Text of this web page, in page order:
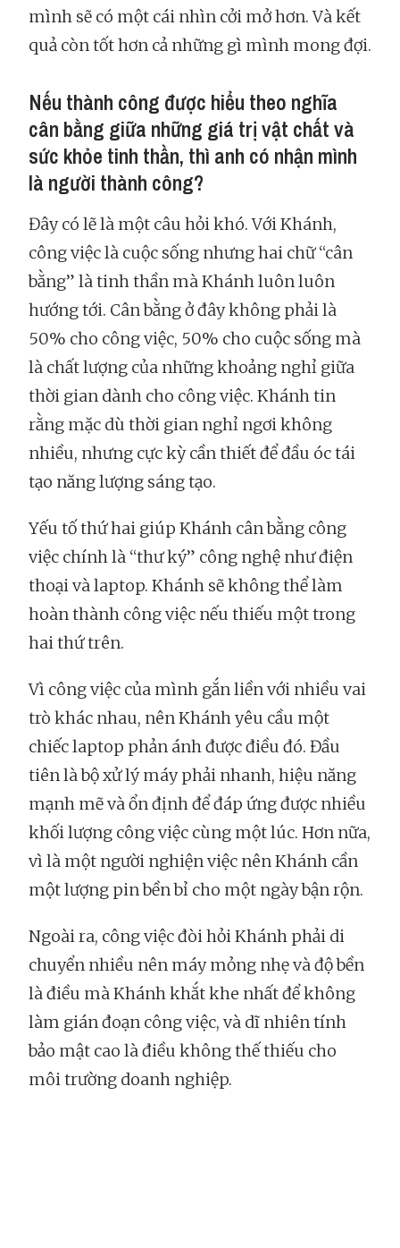
mình sẽ có một cái nhìn cởi mở hơn. Và kết
quả còn tốt hơn cả những gì mình mong đợi.
Nếu thành công được hiểu theo nghĩa
cân bằng giữa những giá trị vật chất và
sức khỏe tinh thần, thì anh có nhận mình
là người thành công?
Đây có lẽ là một câu hỏi khó. Với Khánh,
công việc là cuộc sống nhưng hai chữ “cân
bằng” là tinh thần mà Khánh luôn luôn
hướng tới. Cân bằng ở đây không phải là
50% cho công việc, 50% cho cuộc sống mà
là chất lượng của những khoảng nghỉ giữa
thời gian dành cho công việc. Khánh tin
rằng mặc dù thời gian nghỉ ngơi không
nhiều, nhưng cực kỳ cần thiết để đầu óc tái
tạo năng lượng sáng tạo.
Yếu tố thứ hai giúp Khánh cân bằng công
việc chính là “thư ký” công nghệ như điện
thoại và laptop. Khánh sẽ không thể làm
hoàn thành công việc nếu thiếu một trong
hai thứ trên.
Vì công việc của mình gắn liền với nhiều vai
trò khác nhau, nên Khánh yêu cầu một
chiếc laptop phản ánh được điều đó. Đầu
tiên là bộ xử lý máy phải nhanh, hiệu năng
mạnh mẽ và ổn định để đáp ứng được nhiều
khối lượng công việc cùng một lúc. Hơn nữa,
vì là một người nghiện việc nên Khánh cần
một lượng pin bền bỉ cho một ngày bận rộn.
Ngoài ra, công việc đòi hỏi Khánh phải di
chuyển nhiều nên máy mỏng nhẹ và độ bền
là điều mà Khánh khắt khe nhất để không
làm gián đoạn công việc, và dĩ nhiên tính
bảo mật cao là điều không thế thiếu cho
môi trường doanh nghiệp.